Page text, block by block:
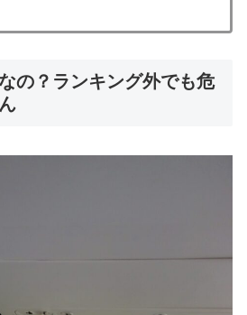
の？ランキング外でも危